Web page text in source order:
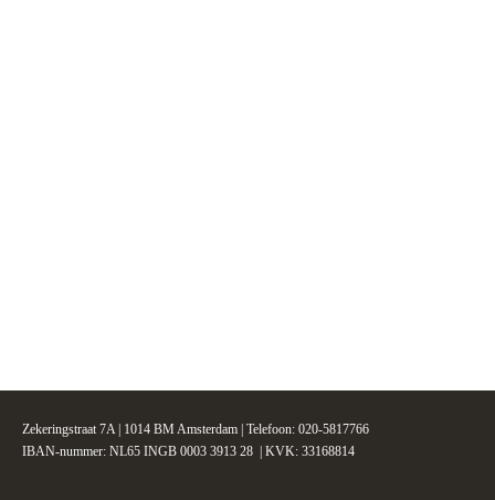
Zekeringstraat 7A | 1014 BM Amsterdam | Telefoon: 020-5817766
IBAN-nummer: NL65 INGB 0003 3913 28 | KVK: 33168814